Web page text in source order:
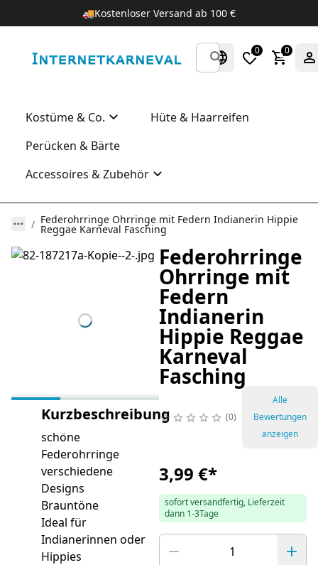
🚚Kostenloser Versand ab 100 €
0 0
Kostüme & Co.
Hüte & Haarreifen
Perücken & Bärte
Accessoires & Zubehör
Federohrringe Ohrringe mit Federn Indianerin Hippie
Reggae Karneval Fasching
Kurzbeschreibung
schöne
Federohrringe
verschiedene
Designs
Brauntöne
Ideal für
Indianerinnen oder
Hippies
Federohrringe
Ohrringe mit
Federn
Indianerin
Hippie Reggae
Karneval
Fasching
0
Alle
Bewertungen
anzeigen
3,99 €*
sofort versandfertig, Lieferzeit
dann 1-3Tage